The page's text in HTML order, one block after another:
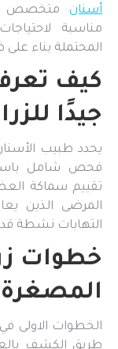
أسنان
متخصص
مناسبة
المحتملة بناء
كيف
جيدًا
يحدد طبيب
فحص شامل
تقييم سماكة
المرضى الذين
التهابات نشطة قد
خطوات
المصغرة
الخطوات الاولى
طريق الكشف